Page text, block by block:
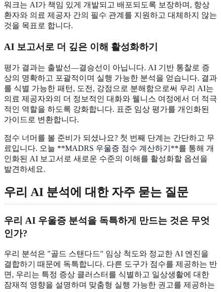
워크는 AI가 책임 있게 개발되고 배포되도록 보장하며, 항상
환자와 의료 제공자 간의 필수 관계를 지원하고 대체하지 않는
것을 목표로 합니다.
AI 보고서로 더 깊은 이해 활성화하기
평가 결과는 출발선—결승선이 아닙니다. AI 기반 통찰로 증
상의 명확하고 포괄적이며 실행 가능한 분석을 얻습니다. 결과
를 식별 가능한 패턴, 도전, 강점으로 분해함으로써 우리 AI는
의료 제공자와의 더 정보적인 대화와 웰니스 여정에서 더 적극
적인 역할을 하도록 강화합니다. 표준 임상 평가를 개인화된
가이드로 변환합니다.
점수 너머를 볼 준비가 되셨나요? 첫 번째 단계는 간단하고 무
료입니다. 오늘 **MADRS 우울증 점수 계산하기 **를 통해 개
인화된 AI 보고서로 새로운 수준의 이해를 활성화할 옵션을
발견하세요.
우리 AI 분석에 대한 자주 묻는 질문
우리 AI 우울증 분석을 독특하게 만드는 것은 무엇
인가?
우리 분석은 "골드 스탠다드" 임상 척도와 정교한 AI 엔진을
결합하기 때문에 독특합니다. 다른 도구가 점수를 제공하는 반
면, 우리는 특정 증상 클러스터를 식별하고 일상생활에 대한
잠재적 영향을 설명하며 맞춤형 실행 가능한 권고를 제공하는